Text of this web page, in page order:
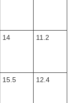
14 11.2
15.5 12.4